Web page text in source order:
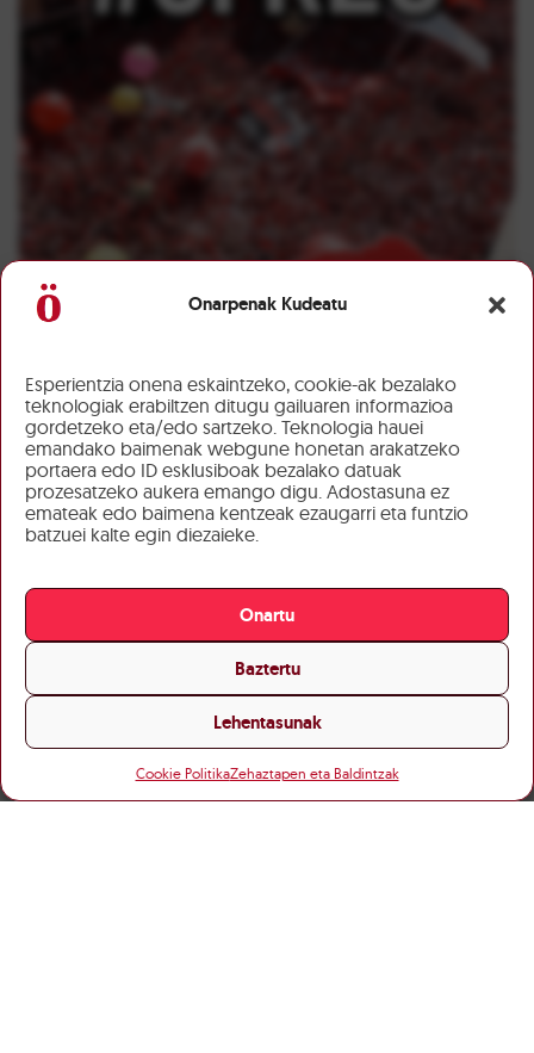
Onarpenak Kudeatu
Esperientzia onena eskaintzeko, cookie-ak bezalako
teknologiak erabiltzen ditugu gailuaren informazioa
gordetzeko eta/edo sartzeko. Teknologia hauei
emandako baimenak webgune honetan arakatzeko
portaera edo ID esklusiboak bezalako datuak
prozesatzeko aukera emango digu. Adostasuna ez
emateak edo baimena kentzeak ezaugarri eta funtzio
batzuei kalte egin diezaieke.
Onartu
Baztertu
Lehentasunak
Cookie PolitikaZehaztapen eta Baldintzak